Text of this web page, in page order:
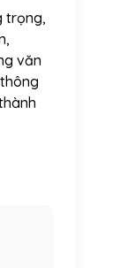
trọng,
văn